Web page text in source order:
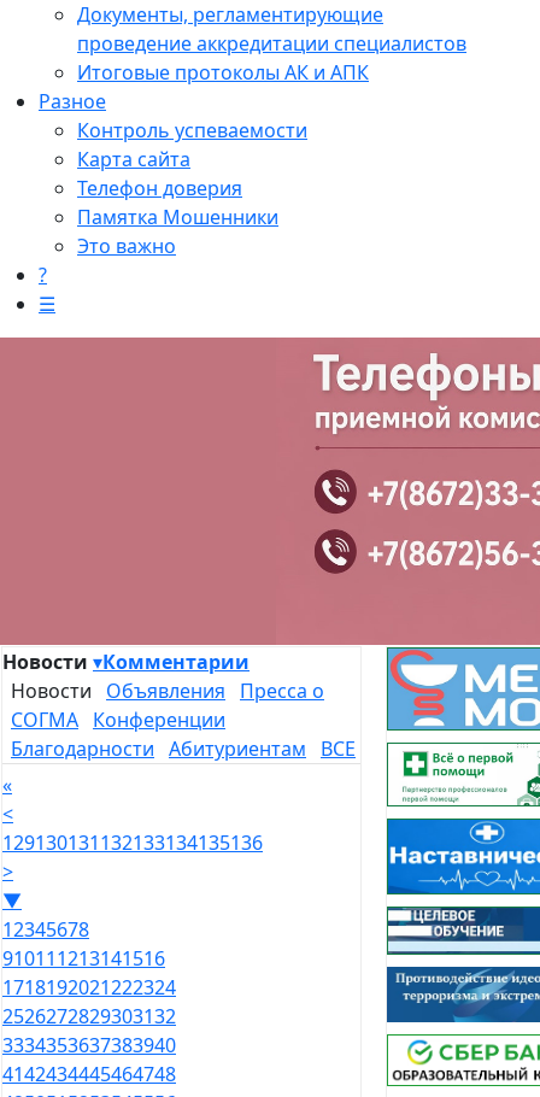
Документы, регламентирующие
проведение аккредитации специалистов
Итоговые протоколы АК и АПК
Разное
Контроль успеваемости
Карта сайта
Телефон доверия
Памятка Мошенники
Это важно
?
☰
Новости ▾Комментарии
Новости Объявления
Пресса о
СОГМА Конференции
Благодарности Абитуриентам
ВСЕ
«
<
129130131132133134135136
>
▼
12345678
910111213141516
1718192021222324
2526272829303132
3334353637383940
4142434445464748